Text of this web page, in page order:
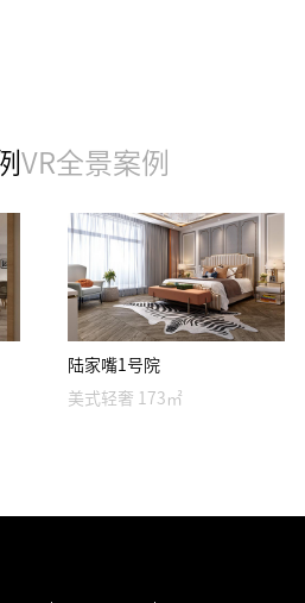
VR全景案例
陆家嘴1号院
美式轻奢 173㎡